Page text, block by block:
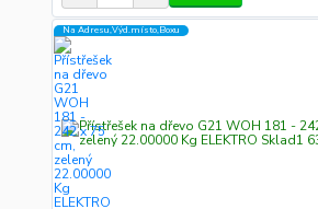
Na Adresu,Výd.místo,Boxu